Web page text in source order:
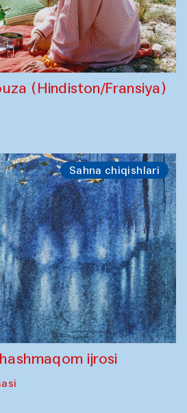
(Hindiston/Fransiya)
Sahna chiqishlari
ijrosi